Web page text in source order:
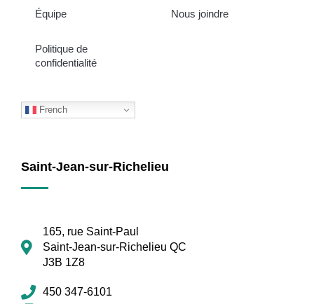
Équipe Nous joindre
Politique de
confidentialité
French
Saint-Jean-sur-Richelieu
165, rue Saint-Paul
Saint-Jean-sur-Richelieu QC
J3B 1Z8
450 347-6101